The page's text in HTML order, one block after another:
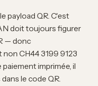
payload QR. C'est
doit toujours figurer
— donc
CH44 3199 9123
imprimée, il
le code QR.